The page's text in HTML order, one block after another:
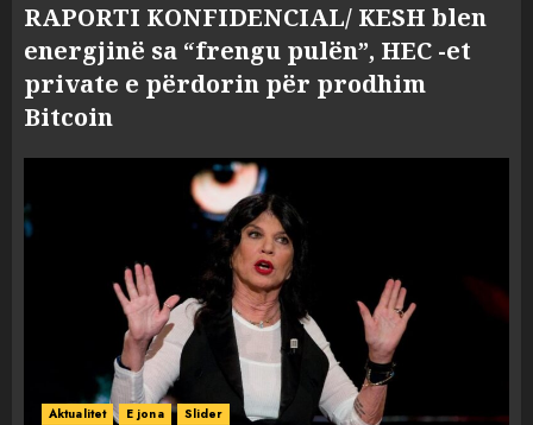
RAPORTI KONFIDENCIAL/ KESH blen
energjinë sa “frengu pulën”, HEC -et
private e përdorin për prodhim
Bitcoin
Aktualitet E jona Slider